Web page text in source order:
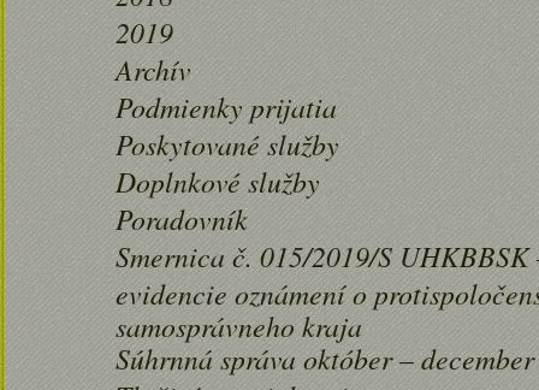
2019
Archív
Podmienky prijatia
Poskytované služby
Doplnkové služby
Poradovník
Smernica č. 015/2019/S
evidencie oznámení o
samosprávneho kraja
Súhrnná správa október –